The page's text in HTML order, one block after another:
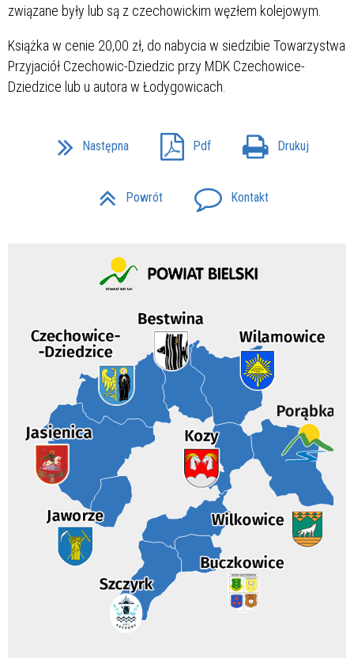
związane były lub są z czechowickim węzłem kolejowym.
Książka w cenie 20,00 zł, do nabycia w siedzibie Towarzystwa
Przyjaciół Czechowic-Dziedzic przy MDK Czechowice-
Dziedzice lub u autora w Łodygowicach.
Następna Pdf Drukuj
Powrót Kontakt